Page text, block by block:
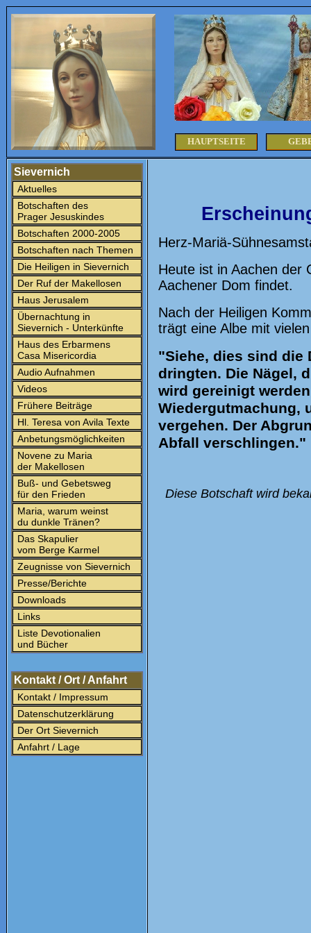
HAUPTSEITE
Sievernich
Aktuelles
Botschaften des
Prager Jesuskindes
Botschaften 2000-2005
Botschaften nach Themen
Die Heiligen in Sievernich
Der Ruf der Makellosen
Haus Jerusalem
Übernachtung in
Sievernich - Unterkünfte
Haus des Erbarmens
Casa Misericordia
Audio Aufnahmen
Videos
Frühere Beiträge
Hl. Teresa von Avila Texte
Anbetungsmöglichkeiten
Novene zu Maria
der Makellosen
Buß- und Gebetsweg
für den Frieden
Maria, warum weinst
du dunkle Tränen?
Das Skapulier
vom Berge Karmel
Zeugnisse von Sievernich
Presse/Berichte
Downloads
Links
Liste Devotionalien
und Bücher
Kontakt / Ort / Anfahrt
Kontakt / Impressum
Datenschutzerklärung
Der Ort Sievernich
Anfahrt / Lage
Herz-Mariä-
Heute ist in Aachen der
Aachener Dom findet.
Nach der Heiligen
trägt eine Albe mit
"Siehe, dies sind die
dringten. Die Nägel,
wird gereinigt
Wiedergutmachung,
vergehen. Der
Abfall verschlingen."
Diese Botschaft wird